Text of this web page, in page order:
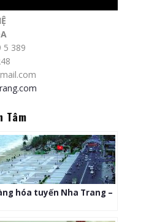
5 389
Tâm
hóa tuyến Nha Trang –